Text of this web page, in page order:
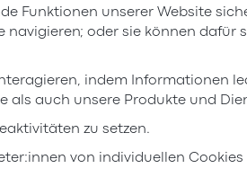
unserer Website
oder sie können
indem Informationen
als auch unsere Produkte und
zu setzen.
von individuellen Cookies